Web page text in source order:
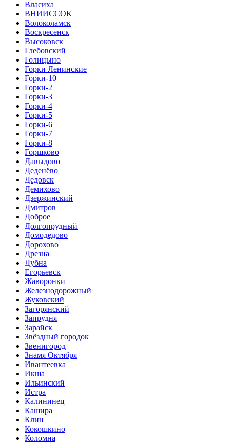
Власиха
ВНИИССОК
Волоколамск
Воскресенск
Высоковск
Глебовский
Голицыно
Горки Ленинские
Горки-10
Горки-2
Горки-3
Горки-4
Горки-5
Горки-6
Горки-7
Горки-8
Горшково
Давыдово
Деденёво
Дедовск
Демихово
Дзержинский
Дмитров
Доброе
Долгопрудный
Домодедово
Дорохово
Дрезна
Дубна
Егорьевск
Жаворонки
Железнодорожный
Жуковский
Загорянский
Запрудня
Зарайск
Звёздный городок
Звенигород
Знамя Октября
Ивантеевка
Икша
Ильинский
Истра
Калининец
Кашира
Клин
Кокошкино
Коломна